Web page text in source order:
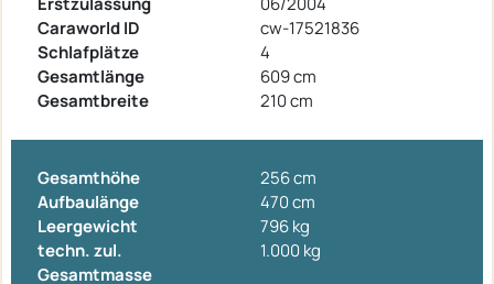
Caraworld ID
cw-17521836
Schlafplätze
4
Gesamtlänge
609 cm
Gesamtbreite
210 cm
Gesamthöhe
256 cm
Aufbaulänge
470 cm
Leergewicht
796 kg
techn. zul.
Gesamtmasse
1.000 kg